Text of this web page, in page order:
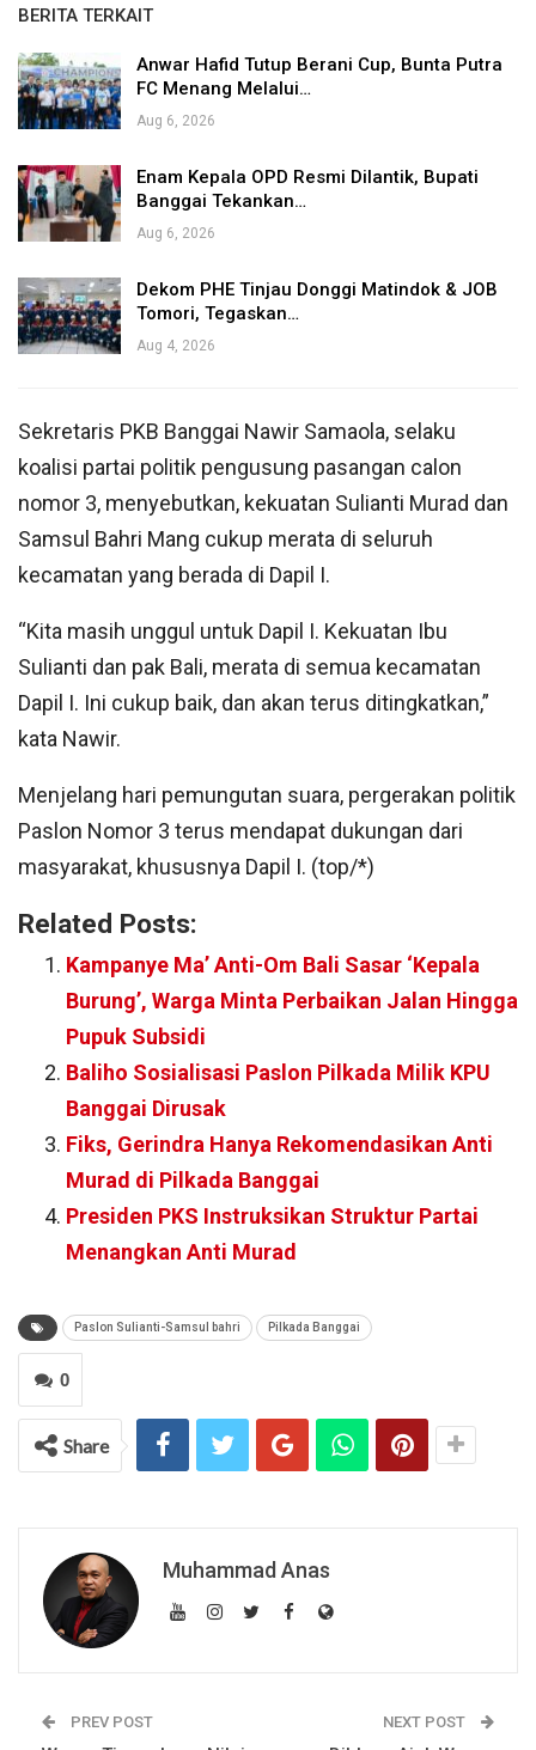
BERITA TERKAIT
Anwar Hafid Tutup Berani Cup, Bunta Putra
FC Menang Melalui…
Aug 6, 2026
Enam Kepala OPD Resmi Dilantik, Bupati
Banggai Tekankan…
Aug 6, 2026
Dekom PHE Tinjau Donggi Matindok & JOB
Tomori, Tegaskan…
Aug 4, 2026
Sekretaris PKB Banggai Nawir Samaola, selaku
koalisi partai politik pengusung pasangan calon
nomor 3, menyebutkan, kekuatan Sulianti Murad dan
Samsul Bahri Mang cukup merata di seluruh
kecamatan yang berada di Dapil I.
“Kita masih unggul untuk Dapil I. Kekuatan Ibu
Sulianti dan pak Bali, merata di semua kecamatan
Dapil I. Ini cukup baik, dan akan terus ditingkatkan,”
kata Nawir.
Menjelang hari pemungutan suara, pergerakan politik
Paslon Nomor 3 terus mendapat dukungan dari
masyarakat, khususnya Dapil I. (top/*)
Related Posts:
Kampanye Ma’ Anti-Om Bali Sasar ‘Kepala
Burung’, Warga Minta Perbaikan Jalan Hingga
Pupuk Subsidi
Baliho Sosialisasi Paslon Pilkada Milik KPU
Banggai Dirusak
Fiks, Gerindra Hanya Rekomendasikan Anti
Murad di Pilkada Banggai
Presiden PKS Instruksikan Struktur Partai
Menangkan Anti Murad
Paslon Sulianti-Samsul bahri Pilkada Banggai
0
Share
Muhammad Anas
PREV POST NEXT POST